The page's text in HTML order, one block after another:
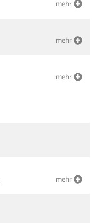
mehr
mehr
mehr
mehr